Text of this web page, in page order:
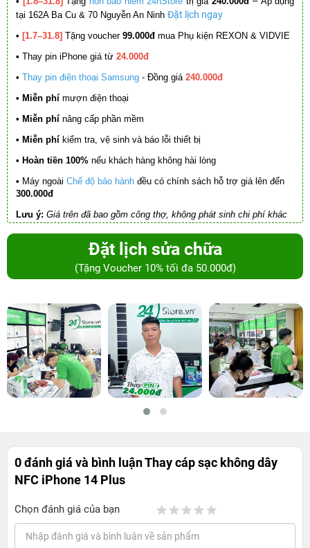
tại 162A Ba Cu & 70 Nguyễn An Ninh Đặt lịch ngay
• [1.7–31.8] Tặng voucher 99.000đ mua Phụ kiện REXON & VIDVIE
• Thay pin iPhone giá từ 24.000đ
• Thay pin điện thoại Samsung - Đồng giá 240.000đ
• Miễn phí mượn điện thoại
• Miễn phí nâng cấp phần mềm
• Miễn phí kiểm tra, vệ sinh và báo lỗi thiết bị
• Hoàn tiền 100% nếu khách hàng không hài lòng
• Máy ngoài Chế độ bảo hành đều có chính sách hỗ trợ giá lên đến
300.000đ
Lưu ý: Giá trên đã bao gồm công thợ, không phát sinh chi phí khác
Đặt lịch sửa chữa
(Tặng Voucher 10% tối đa 50.000đ)
0 đánh giá và bình luậnThay cáp sạc không dây
NFC iPhone 14 Plus
Chọn đánh giá của bạn